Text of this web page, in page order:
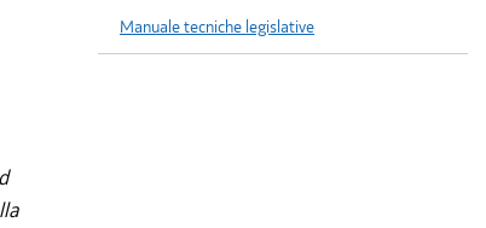
Manuale tecniche legislative